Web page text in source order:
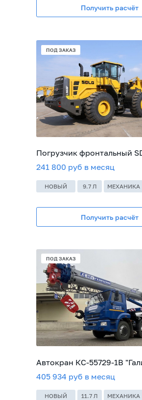
Погрузчик фронтальный
241 800 руб в месяц
9.7 Л МЕХАНИКА
НОВЫЙ
Получить расчёт
Получить расчёт
В НАЛИЧИИ
Автокран КС-55729-1В
405 934 руб в месяц
11.7 Л МЕХАНИКА
НОВЫЙ
ПОД ЗАКАЗ
ПОД ЗАКАЗ